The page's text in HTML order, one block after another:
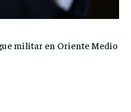
militar en Oriente Medio